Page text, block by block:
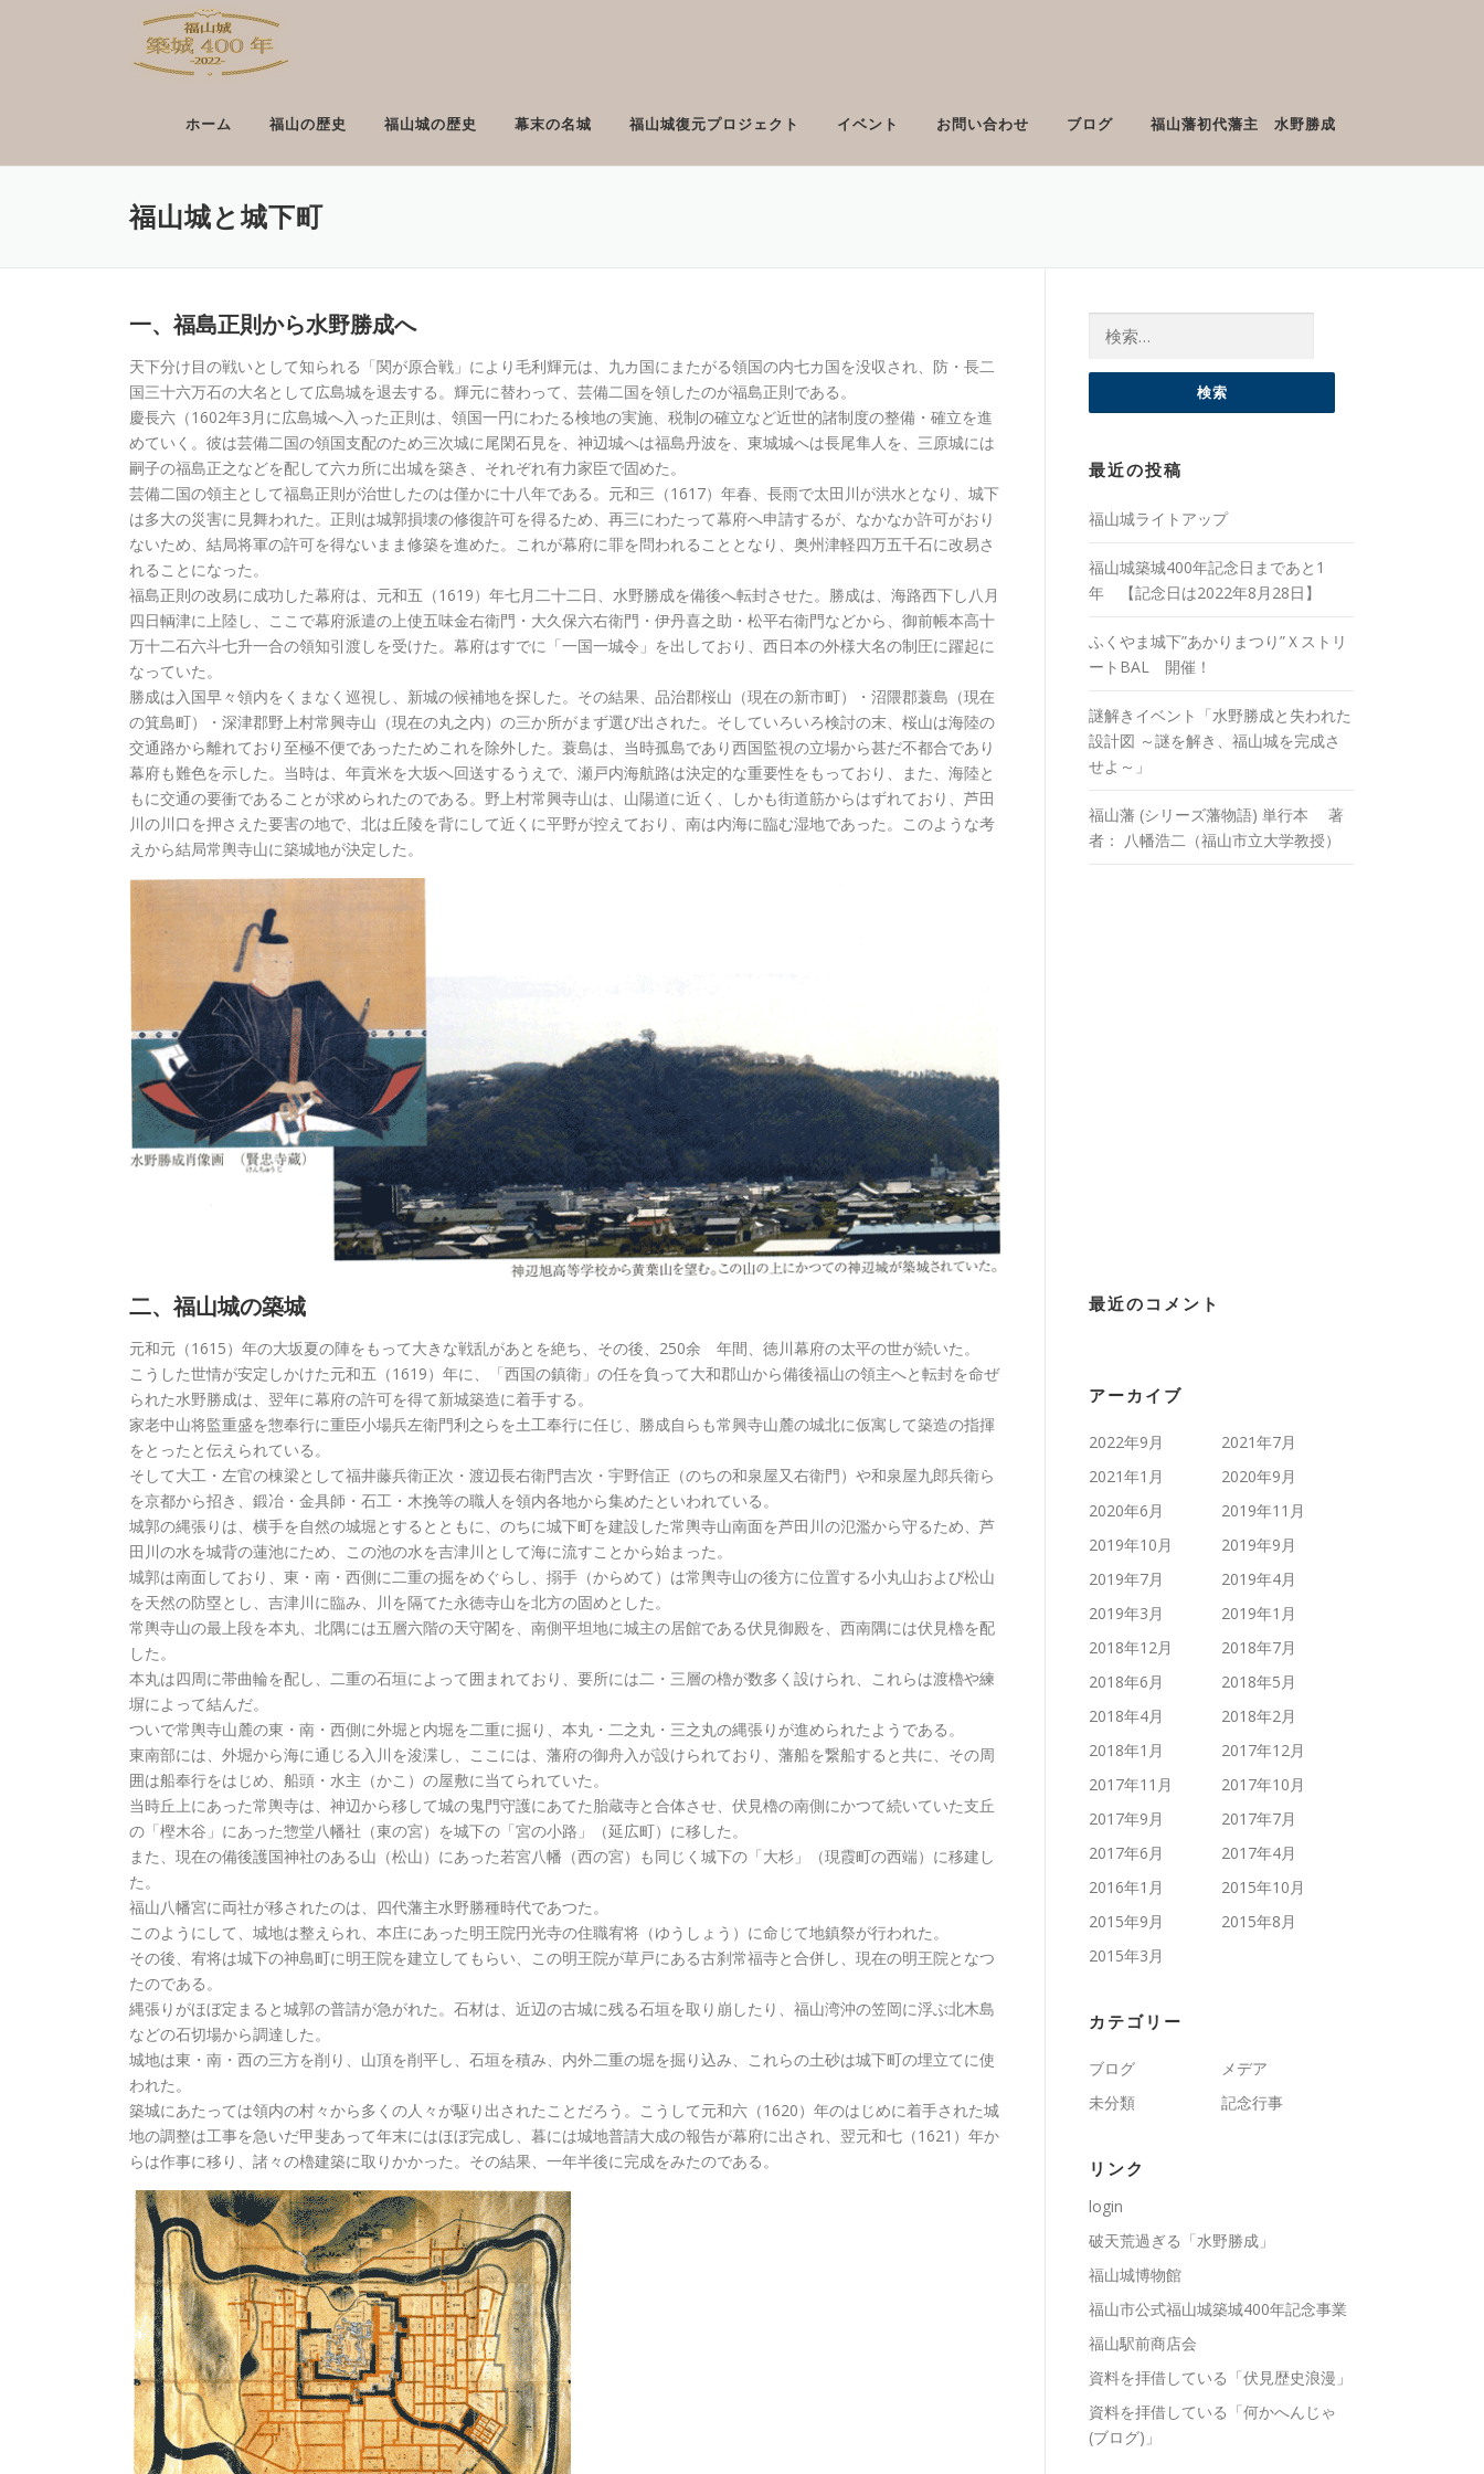
ホーム 福山の歴史 福山城の歴史 幕末の名城 福山城復元プロジェクト イベント お問い合わせ ブログ 福山藩初代藩主 水野勝成
福山城と城下町
一、福島正則から水野勝成へ
天下分け目の戦いとして知られる「関が原合戦」により毛利輝元は、九カ国にまたがる領国の内七カ国を没収され、防・長二
国三十六万石の大名として広島城を退去する。輝元に替わって、芸備二国を領したのが福島正則である。
慶長六（1602年3月に広島城へ入った正則は、領国一円にわたる検地の実施、税制の確立など近世的諸制度の整備・確立を進
めていく。彼は芸備二国の領国支配のため三次城に尾閑石見を、神辺城へは福島丹波を、東城城へは長尾隼人を、三原城には
嗣子の福島正之などを配して六カ所に出城を築き、それぞれ有力家臣で固めた。
芸備二国の領主として福島正則が治世したのは僅かに十八年である。元和三（1617）年春、長雨で太田川が洪水となり、城下
は多大の災害に見舞われた。正則は城郭損壊の修復許可を得るため、再三にわたって幕府へ申請するが、なかなか許可がおり
ないため、結局将軍の許可を得ないまま修築を進めた。これが幕府に罪を問われることとなり、奥州津軽四万五千石に改易さ
れることになった。
福島正則の改易に成功した幕府は、元和五（1619）年七月二十二日、水野勝成を備後へ転封させた。勝成は、海路西下し八月
四日輌津に上陸し、ここで幕府派遣の上使五味金右衛門・大久保六右衛門・伊丹喜之助・松平右衛門などから、御前帳本高十
万十二石六斗七升一合の領知引渡しを受けた。幕府はすでに「一国一城令」を出しており、西日本の外様大名の制圧に躍起に
なっていた。
勝成は入国早々領内をくまなく巡視し、新城の候補地を探した。その結果、品治郡桜山（現在の新市町）・沼隈郡蓑島（現在
の箕島町）・深津郡野上村常興寺山（現在の丸之内）の三か所がまず選び出された。そしていろいろ検討の末、桜山は海陸の
交通路から離れており至極不便であったためこれを除外した。蓑島は、当時孤島であり西国監視の立場から甚だ不都合であり
幕府も難色を示した。当時は、年貢米を大坂へ回送するうえで、瀬戸内海航路は決定的な重要性をもっており、また、海陸と
もに交通の要衝であることが求められたのである。野上村常興寺山は、山陽道に近く、しかも街道筋からはずれており、芦田
川の川口を押さえた要害の地で、北は丘陵を背にして近くに平野が控えており、南は内海に臨む湿地であった。このような考
えから結局常輿寺山に築城地が決定した。
二、福山城の築城
元和元（1615）年の大坂夏の陣をもって大きな戦乱があとを絶ち、その後、250余 年間、徳川幕府の太平の世が続いた。
こうした世情が安定しかけた元和五（1619）年に、「西国の鎮衛」の任を負って大和郡山から備後福山の領主へと転封を命ぜ
られた水野勝成は、翌年に幕府の許可を得て新城築造に着手する。
家老中山将監重盛を惣奉行に重臣小場兵左衛門利之らを土工奉行に任じ、勝成自らも常興寺山麓の城北に仮寓して築造の指揮
をとったと伝えられている。
そして大工・左官の棟梁として福井藤兵衛正次・渡辺長右衛門吉次・宇野信正（のちの和泉屋又右衛門）や和泉屋九郎兵衛ら
を京都から招き、鍛冶・金具師・石工・木挽等の職人を領内各地から集めたといわれている。
城郭の縄張りは、横手を自然の城堀とするとともに、のちに城下町を建設した常輿寺山南面を芦田川の氾濫から守るため、芦
田川の水を城背の蓮池にため、この池の水を吉津川として海に流すことから始まった。
城郭は南面しており、東・南・西側に二重の掘をめぐらし、搦手（からめて）は常輿寺山の後方に位置する小丸山および松山
を天然の防塁とし、吉津川に臨み、川を隔てた永徳寺山を北方の固めとした。
常輿寺山の最上段を本丸、北隅には五層六階の天守閣を、南側平坦地に城主の居館である伏見御殿を、西南隅には伏見櫓を配
した。
本丸は四周に帯曲輪を配し、二重の石垣によって囲まれており、要所には二・三層の櫓が数多く設けられ、これらは渡櫓や練
塀によって結んだ。
ついで常輿寺山麓の東・南・西側に外堀と内堀を二重に掘り、本丸・二之丸・三之丸の縄張りが進められたようである。
東南部には、外堀から海に通じる入川を浚渫し、ここには、藩府の御舟入が設けられており、藩船を繋船すると共に、その周
囲は船奉行をはじめ、船頭・水主（かこ）の屋敷に当てられていた。
当時丘上にあった常輿寺は、神辺から移して城の鬼門守護にあてた胎蔵寺と合体させ、伏見櫓の南側にかつて続いていた支丘
の「樫木谷」にあった惣堂八幡社（東の宮）を城下の「宮の小路」（延広町）に移した。
また、現在の備後護国神社のある山（松山）にあった若宮八幡（西の宮）も同じく城下の「大杉」（現霞町の西端）に移建し
た。
福山八幡宮に両社が移されたのは、四代藩主水野勝種時代であつた。
このようにして、城地は整えられ、本庄にあった明王院円光寺の住職宥将（ゆうしょう）に命じて地鎮祭が行われた。
その後、宥将は城下の神島町に明王院を建立してもらい、この明王院が草戸にある古刹常福寺と合併し、現在の明王院となつ
たのである。
縄張りがほぼ定まると城郭の普請が急がれた。石材は、近辺の古城に残る石垣を取り崩したり、福山湾沖の笠岡に浮ぶ北木島
などの石切場から調達した。
城地は東・南・西の三方を削り、山頂を削平し、石垣を積み、内外二重の堀を掘り込み、これらの土砂は城下町の埋立てに使
われた。
築城にあたっては領内の村々から多くの人々が駆り出されたことだろう。こうして元和六（1620）年のはじめに着手された城
地の調整は工事を急いだ甲斐あって年末にはほぼ完成し、暮には城地普請大成の報告が幕府に出され、翌元和七（1621）年か
らは作事に移り、諸々の櫓建築に取りかかった。その結果、一年半後に完成をみたのである。
検索:
最近の投稿
福山城ライトアップ
福山城築城400年記念日まであと1
年 【記念日は2022年8月28日】
ふくやま城下”あかりまつり”Ｘストリ
ートBAL 開催！
謎解きイベント「水野勝成と失われた
設計図 ～謎を解き、福山城を完成さ
せよ～」
福山藩 (シリーズ藩物語) 単行本 著
者： 八幡浩二（福山市立大学教授）
最近のコメント
アーカイブ
2022年9月
2021年7月
2021年1月
2020年9月
2020年6月
2019年11月
2019年10月
2019年9月
2019年7月
2019年4月
2019年3月
2019年1月
2018年12月
2018年7月
2018年6月
2018年5月
2018年4月
2018年2月
2018年1月
2017年12月
2017年11月
2017年10月
2017年9月
2017年7月
2017年6月
2017年4月
2016年1月
2015年10月
2015年9月
2015年8月
2015年3月
カテゴリー
ブログ
メデア
未分類
記念行事
リンク
login
破天荒過ぎる「水野勝成」
福山城博物館
福山市公式福山城築城400年記念事業
福山駅前商店会
資料を拝借している「伏見歴史浪漫」
資料を拝借している「何かへんじゃ
(ブログ)」